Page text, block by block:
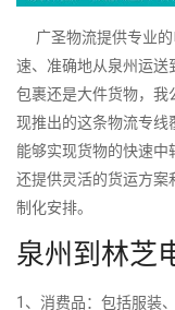
广圣物流提供专业的
速、准确地从泉州运送
包裹还是大件货物，我
现推出的这条物流专线
能够实现货物的快速中
还提供灵活的货运方案
制化安排。
泉州到林芝
1、消费品：包括服装